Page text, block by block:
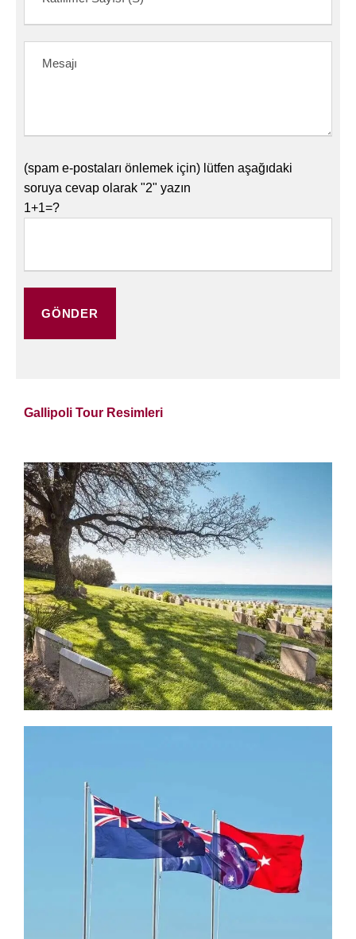
(spam e-postaları önlemek için) lütfen aşağıdaki
soruya cevap olarak "2" yazın
1+1=?
Gallipoli Tour Resimleri